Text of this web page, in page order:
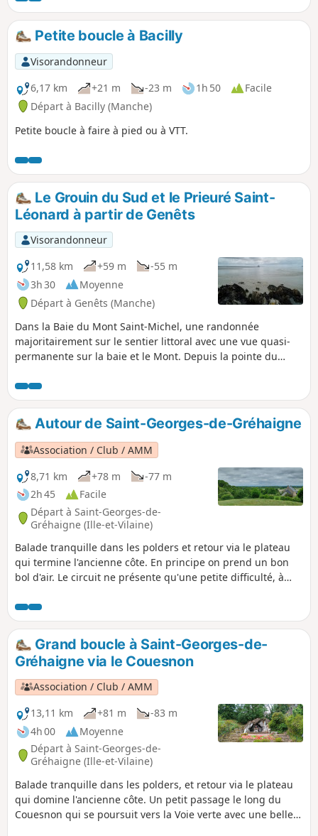
L'idéal est de la pratiquer le matin au
lever du soleil sur la baie ou le soir au
coucher du soleil.
Petite boucle à Bacilly
Visorandonneur
6,17 km
+21 m -23 m 1h 50
Facile
Départ à Bacilly (Manche)
Petite boucle à faire à pied ou à VTT.
Le Grouin du Sud et le Prieuré Saint-
Léonard à partir de Genêts
Visorandonneur
11,58 km
+59 m
-55 m
3h 30
Moyenne
Départ à Genêts (Manche)
Dans la Baie du Mont Saint-Michel, une randonnée
majoritairement sur le sentier littoral avec une vue quasi-
permanente sur la baie et le Mont. Depuis la pointe du
superbe. Une boucle dans les terres permet de visiter la
belle et émouvante chapelle romane du Prieuré Saint-
Léonard.
Autour de Saint-Georges-de-Gréhaigne
Association / Club / AMM
8,71 km
+78 m
-77 m
2h 45
Facile
Départ à Saint-Georges-de-
Gréhaigne (Ille-et-Vilaine)
Balade tranquille dans les polders et retour via le plateau
qui termine l'ancienne côte. En principe on prend un bon
bol d'air. Le circuit ne présente qu'une petite difficulté, à
m à 75 m. La récompense en saison, ce sont les cerises !
Grand boucle à Saint-Georges-de-
Gréhaigne via le Couesnon
Association / Club / AMM
13,11 km
+81 m
-83 m
4h 00
Moyenne
Départ à Saint-Georges-de-
Gréhaigne (Ille-et-Vilaine)
Balade tranquille dans les polders, et retour via le plateau
qui domine l'ancienne côte. Un petit passage le long du
Couesnon qui se poursuit vers la Voie verte avec une belle